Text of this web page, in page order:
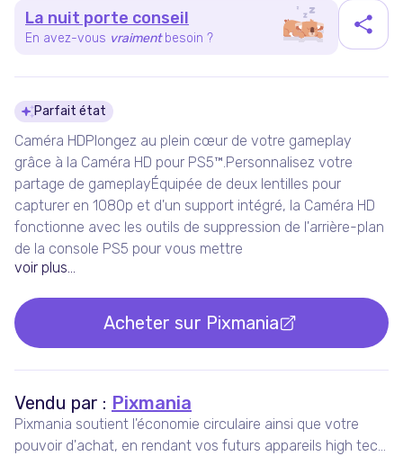
La nuit porte conseil
En avez-vous vraiment besoin ?
Détails du produit
Parfait état
Caméra HDPlongez au plein cœur de votre gameplay
grâce à la Caméra HD pour PS5™.Personnalisez votre
partage de gameplayÉquipée de deux lentilles pour
capturer en 1080p et d'un support intégré, la Caméra HD
fonctionne avec les outils de suppression de l'arrière-plan
de la console PS5 pour vous mettre
voir plus...
Acheter sur Pixmania
Vendu par : Pixmania
Pixmania soutient l'économie circulaire ainsi que votre
pouvoir d'achat, en rendant vos futurs appareils high tech